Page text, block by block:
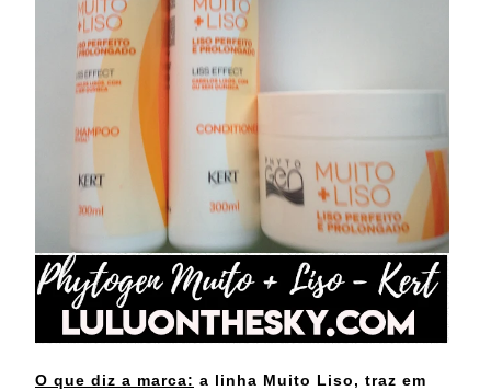
O que diz a marca: a linha Muito Liso, traz em